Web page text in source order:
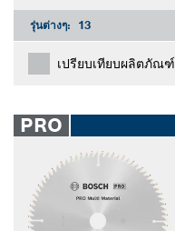
รุ่นต่างๆ: 13
เปรียบเทียบผลิตภัณฑ์
PRO